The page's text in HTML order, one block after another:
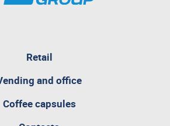
Retail
and officepagina
Coffee capsules